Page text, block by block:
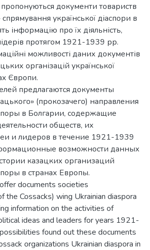
документи товариств
української діаспори в
інформацію про їх діяльність,
лідерів протягом 1921-1939 рр.
можливості даних документів
організацій української
Європи.
предлагаются документы
(прокозачего) направления
в Болгарии, содержащие
обществ, их
и лидеров в течение 1921-1939
возможности данных
казацких организаций
в странах Европы.
documents societies
the Cossacks) wing Ukrainian diaspora
information on the activities of
ideas and leaders for years 1921-
found out these documents
organizations Ukrainian diaspora in